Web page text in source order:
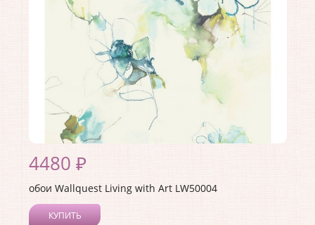
4480 ₽
обои Wallquest Living with Art LW50004
КУПИТЬ